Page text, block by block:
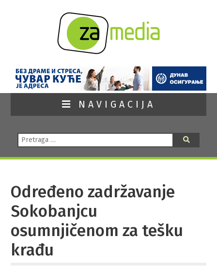
NAVIGACIJA
Pretraga:
Određeno zadržavanje
Sokobanjcu
osumnjičenom za tešku
krađu